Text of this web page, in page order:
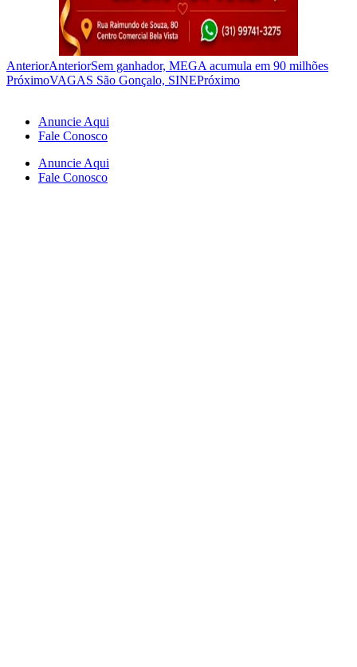
AnteriorAnteriorSem ganhador, MEGA acumula em 90 milhões
PróximoVAGAS São Gonçalo, SINEPróximo
Anuncie Aqui
Fale Conosco
Anuncie Aqui
Fale Conosco